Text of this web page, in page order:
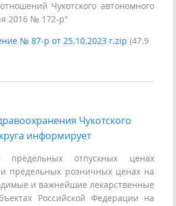
Чукотского автономного
2016 № 172-р"
№ 87-р от 25.10.2023 г.zip (47.9
Чукотского
информирует
отпускных ценах
предельных розничных ценах на
и важнейшие лекарственные
Российской Федерации на